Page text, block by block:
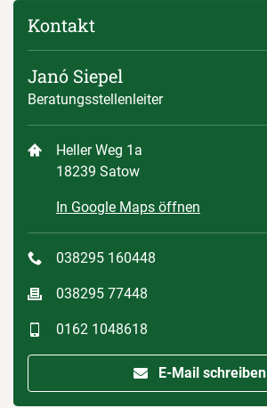
Kontakt
Janó Siepel
Beratungsstellenleiter
Heller Weg 1a
18239 Satow
In Google Maps öffnen
038295 160448
038295 77448
0162 1048618
E-Mail schreiben